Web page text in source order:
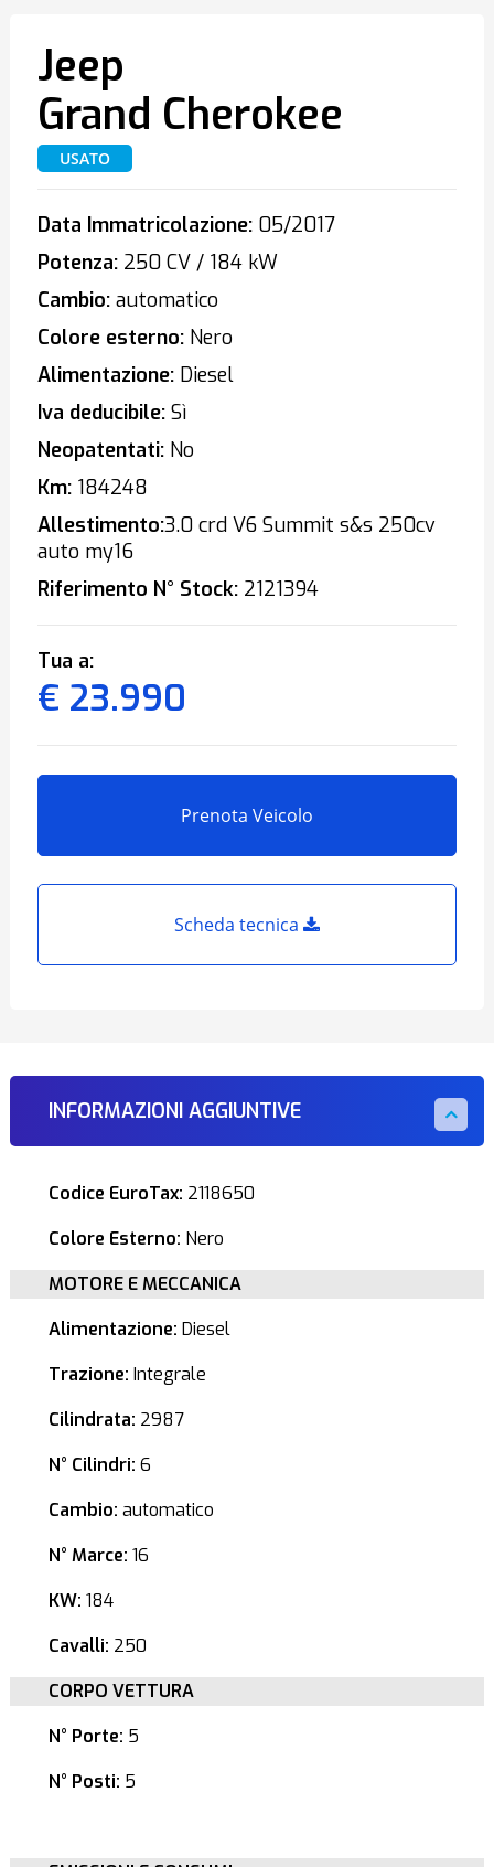
Jeep
Grand Cherokee
USATO
Data Immatricolazione:05/2017
Potenza:250 CV / 184 kW
Cambio:automatico
Colore esterno:Nero
Alimentazione:Diesel
Iva deducibile:Sì
Neopatentati:No
Km:184248
Allestimento:3.0 crd V6 Summit s&s 250cv
auto my16
Riferimento N° Stock:2121394
Tua a:
€ 23.990
Prenota Veicolo
Scheda tecnica
INFORMAZIONI AGGIUNTIVE
Codice EuroTax: 2118650
Colore Esterno: Nero
MOTORE E MECCANICA
Alimentazione: Diesel
Trazione: Integrale
Cilindrata: 2987
N° Cilindri: 6
Cambio: automatico
N° Marce: 16
KW: 184
Cavalli: 250
CORPO VETTURA
N° Porte: 5
N° Posti: 5